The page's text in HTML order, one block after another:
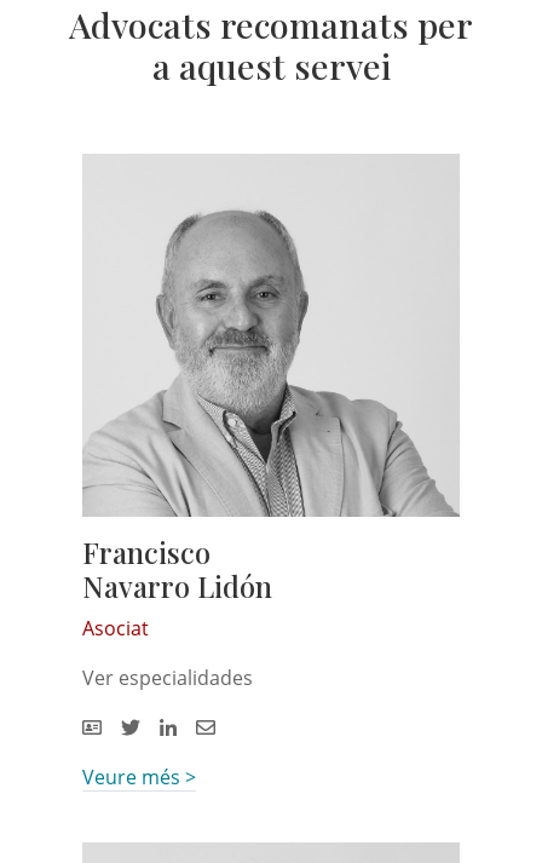
Advocats recomanats per
a aquest servei
Francisco
Navarro Lidón
Asociat
Ver especialidades
Veure més >